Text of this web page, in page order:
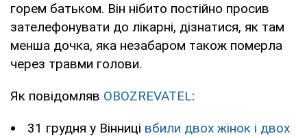
горем батьком. Він нібито постійно просив
зателефонувати до лікарні, дізнатися, як там
менша дочка, яка незабаром також померла
через травми голови.
Як повідомляв OBOZREVATEL:
31 грудня у Вінниці вбили двох жінок і двох